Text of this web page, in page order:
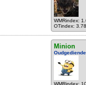
WMRindex:
OTindex:
Minion
Oudgediende
WMRindex: